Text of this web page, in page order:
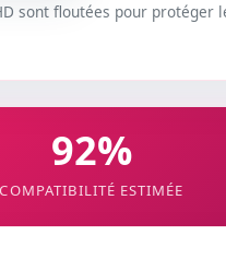
sont floutées pour protéger
92%
COMPATIBILITÉ ESTIMÉE